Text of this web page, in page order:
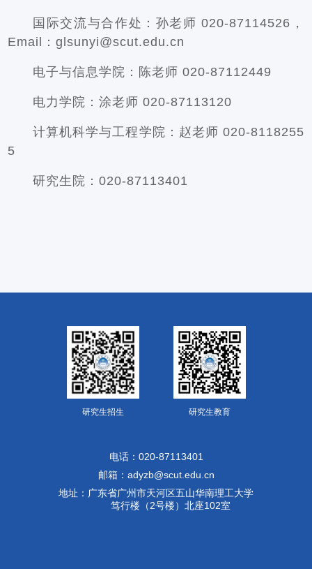
国际交流与合作处：孙老师 020-87114526，
Email：glsunyi@scut.edu.cn
电子与信息学院：陈老师 020-87112449
电力学院：涂老师 020-87113120
计算机科学与工程学院：赵老师 020-8118255
5
研究生院：020-87113401
研究生招生 研究生教育
电话：020-87113401
邮箱：adyzb@scut.edu.cn
地址：广东省广州市天河区五山华南理工大学
笃行楼（2号楼）北座102室